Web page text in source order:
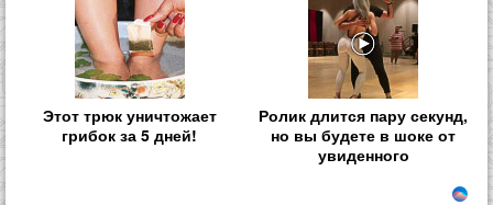
Этот трюк уничтожает
грибок за 5 дней!
Ролик длится пару секунд,
но вы будете в шоке от
увиденного